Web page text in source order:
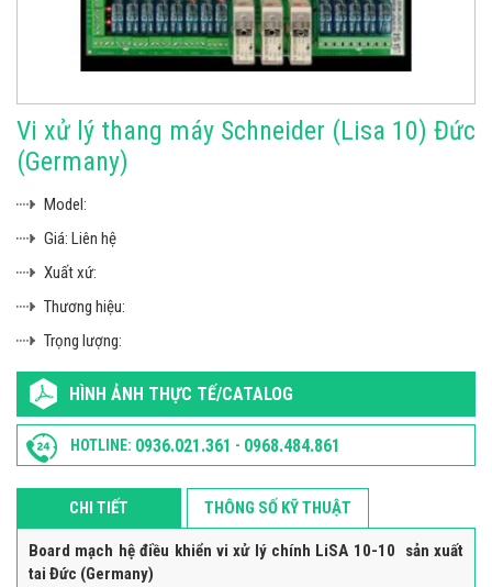
Vi xử lý thang máy Schneider (Lisa 10) Đức
(Germany)
Model:
Giá: Liên hệ
Xuất xứ:
Thương hiệu:
Trọng lượng:
HÌNH ẢNH THỰC TẾ/CATALOG
HOTLINE: 0936.021.361 - 0968.484.861
CHI TIẾT THÔNG SỐ KỸ THUẬT
Board mạch hệ điều khiển vi xử lý chính LiSA 10-10 sản xuất
tai Đức (Germany)